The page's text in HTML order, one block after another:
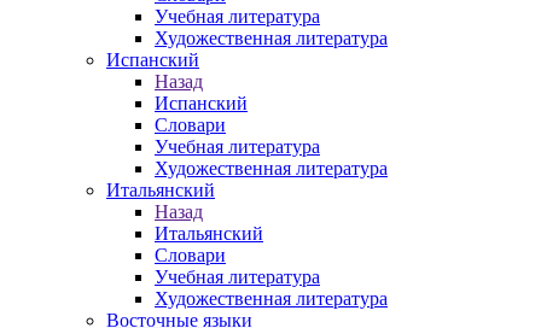
Учебная литература
Художественная литература
Испанский
Назад
Испанский
Словари
Учебная литература
Художественная литература
Итальянский
Назад
Итальянский
Словари
Учебная литература
Художественная литература
Восточные языки